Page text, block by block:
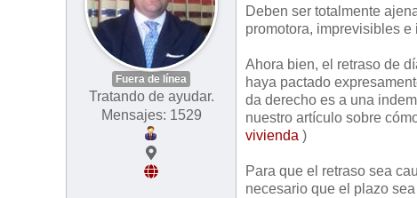
Fuera de línea
Tratando de ayudar.
Mensajes: 1529
Deben ser totalmente
promotora, imprevisibles
Ahora bien, el retraso de
haya pactado
da derecho es a una
nuestro artículo sobre
vivienda )
Para que el retraso sea
necesario que el plazo